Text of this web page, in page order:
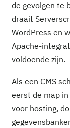
de gevolgen te
draait
WordPress en
Apache-
voldoende zijn.
Als een CMS
eerst de map
voor hosting,